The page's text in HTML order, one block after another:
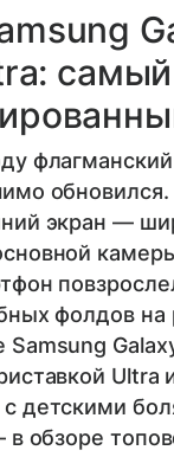
обновился.
экран —
фолдов на
Ultra
детскими
в обзоре